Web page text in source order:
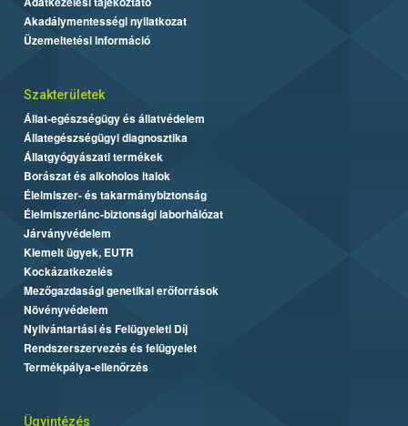
Akadálymentességi nyilatkozat
Üzemeltetési információ
Szakterületek
Állat-egészségügy és állatvédelem
Állategészségügyi diagnosztika
Állatgyógyászati termékek
Borászat és alkoholos italok
Élelmiszer- és takarmánybiztonság
Élelmiszerlánc-biztonsági laborhálózat
Járványvédelem
Kiemelt ügyek, EUTR
Kockázatkezelés
Mezőgazdasági genetikai erőforrások
Növényvédelem
Nyilvántartási és Felügyeleti Díj
Rendszerszervezés és felügyelet
Termékpálya-ellenőrzés
Ügyintézés